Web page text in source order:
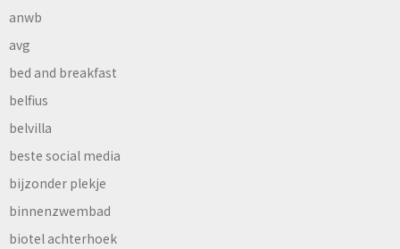
anwb
avg
bed and breakfast
belfius
belvilla
beste social media
bijzonder plekje
binnenzwembad
biotel achterhoek